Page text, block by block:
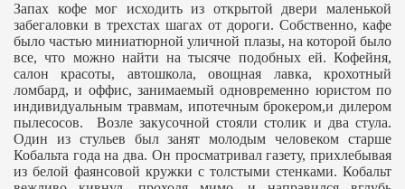
Запах кофе мог исходить из открытой двери маленькой
забегаловки в трехстах шагах от дороги. Собственно, кафе
было частью миниатюрной уличной плазы, на которой было
все, что можно найти на тысяче подобных ей. Кофейня,
салон красоты, автошкола, овощная лавка, крохотный
ломбард, и оффис, занимаемый одновременно юристом по
индивидуальным травмам, ипотечным брокером,и дилером
пылесосов.
Возле закусочной стояли столик и два стула.
Один из стульев был занят молодым человеком старше
Кобальта года на два. Он просматривал газету, прихлебывая
из белой фаянсовой кружки с толстыми стенками. Кобальт